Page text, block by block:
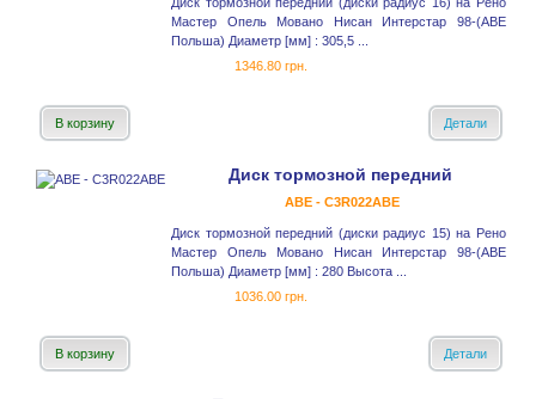
Мастер Опель Мовано Нисан Интерстар 98-(ABE
Польша) Диаметр [мм] : 305,5 ...
1346.80 грн.
В корзину Детали
Диск тормозной передний
ABE - C3R022ABE
Диск тормозной передний (диски радиус 15) на Рено
Мастер Опель Мовано Нисан Интерстар 98-(ABE
Польша) Диаметр [мм] : 280 Высота ...
1036.00 грн.
В корзину Детали